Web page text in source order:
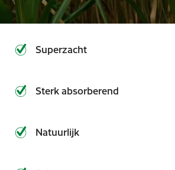
Superzacht
Sterk absorberend
Natuurlijk